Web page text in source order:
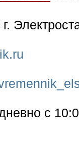
г.
с